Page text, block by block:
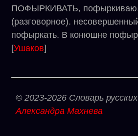
ПОФЫРКИВАТЬ,
(разговорное).
пофыркать. В конюшне
[Ушаков]
© 2023-2026 Словарь
Александра Махнева